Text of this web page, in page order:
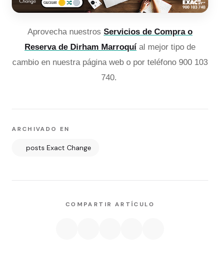
Aprovecha nuestros Servicios de Compra o
Reserva de Dirham Marroquí al mejor tipo de
cambio en nuestra página web o por teléfono 900 103
740.
ARCHIVADO EN
posts Exact Change
COMPARTIR ARTÍCULO